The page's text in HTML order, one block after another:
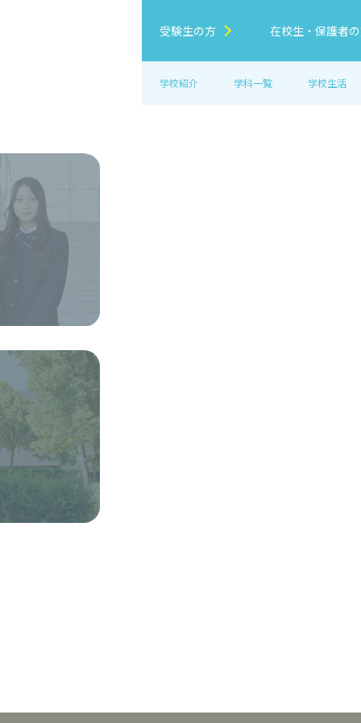
受験生の方 在校生・保護者
学校紹介 学科一覧 学校生活